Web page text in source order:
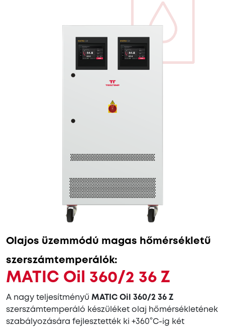
Olajos üzemmódú magas hőmérsékletű
szerszámtemperálók:
MATIC Oil 360/2 36 Z
A nagy teljesítményű MATIC Oil 360/2 36 Z
szerszámtemperáló készüléket olaj hőmérsékletének
szabályozására fejlesztették ki +360°C-ig két